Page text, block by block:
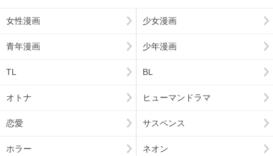
女性漫画 少女漫画
青年漫画 少年漫画
TL BL
オトナ ヒューマンドラマ
恋愛 サスペンス
ホラー ネオン